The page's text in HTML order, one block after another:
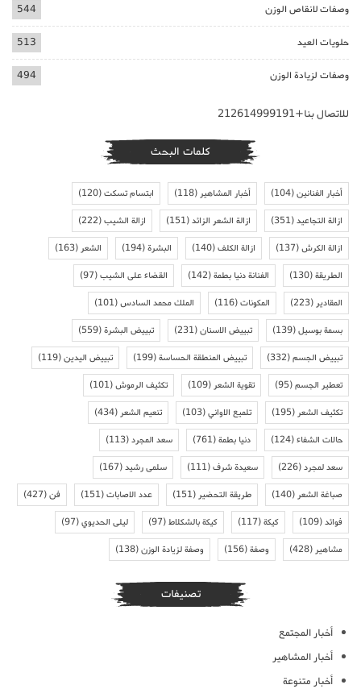
وصفات لانقاص الوزن 544
حلويات العيد 513
وصفات لزيادة الوزن 494
للاتصال بنا+212614999191
كلمات البحث
أخبار الفنانين(104) أخبار المشاهير(118) ابتسام تسكت(120)
ازالة التجاعيد(351) ازالة الشعر الزائد(151) ازالة الشيب(222)
ازالة الكرش(137) ازالة الكلف(140) البشرة(194) الشعر(163)
الطريقة(130) الفنانة دنيا بطمة(142) القضاء على الشيب(97)
المقادير(223) المكونات(116) الملك محمد السادس(101)
بسمة بوسيل(139) تبييض الاسنان(231) تبييض البشرة(559)
تبييض الجسم(332) تبييض المنطقة الحساسة(199) تبييض اليدين(119)
تعطير الجسم(95) تقوية الشعر(109) تكثيف الرموش(101)
تكثيف الشعر(195) تلميع الاواني(103) تنعيم الشعر(434)
حالات الشفاء(124) دنيا بطمة(761) سعد المجرد(113)
سعد لمجرد(226) سعيدة شرف(111) سلمى رشيد(167)
صباغة الشعر(140) طريقة التحضير(151) عدد الاصابات(151) فن(427)
فوائد(109) كيكة(117) كيكة بالشكلاط(97) ليلى الحديوي(97)
مشاهير(428) وصفة(156) وصفة لزيادة الوزن(138)
تصنيفات
أخبار المجتمع
أخبار المشاهير
أخبار متنوعة